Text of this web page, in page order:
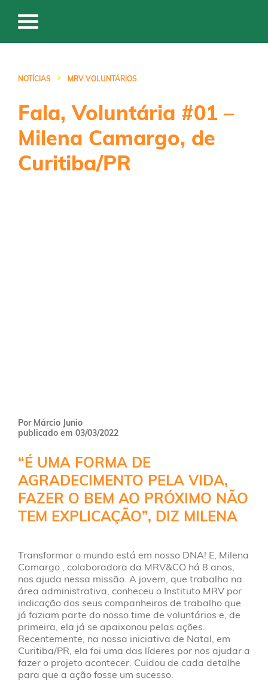
NOTÍCIAS MRV VOLUNTÁRIOS
Fala, Voluntária #01 –
Milena Camargo, de
Curitiba/PR
Por Márcio Junio
publicado em 03/03/2022
“É UMA FORMA DE
AGRADECIMENTO PELA VIDA,
FAZER O BEM AO PRÓXIMO NÃO
TEM EXPLICAÇÃO”, DIZ MILENA
Transformar o mundo está em nosso DNA! E, Milena
Camargo , colaboradora da MRV&CO há 8 anos,
nos ajuda nessa missão. A jovem, que trabalha na
área administrativa, conheceu o Instituto MRV por
indicação dos seus companheiros de trabalho que
já faziam parte do nosso time de voluntários e, de
primeira, ela já se apaixonou pelas ações.
Recentemente, na nossa iniciativa de Natal, em
Curitiba/PR, ela foi uma das líderes por nos ajudar a
fazer o projeto acontecer. Cuidou de cada detalhe
para que a ação fosse um sucesso.